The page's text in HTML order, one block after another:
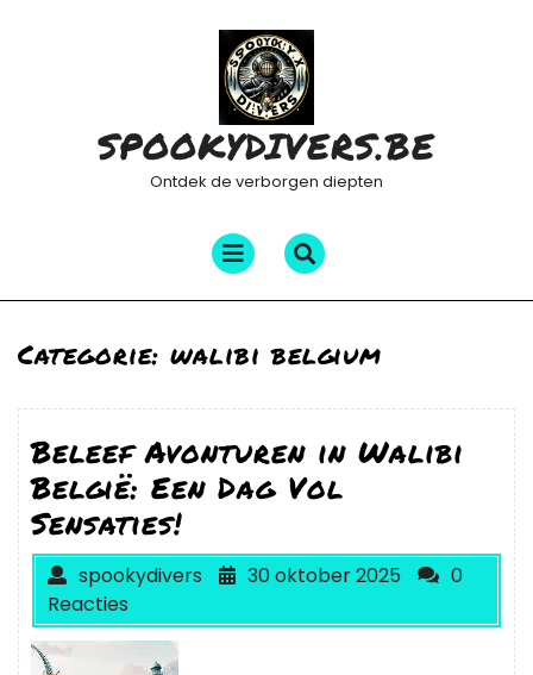
SPOOKYDIVERS.BE
Ontdek de verborgen diepten
Menu
openen
Categorie: walibi belgium
Beleef Avonturen in Walibi
België: Een Dag Vol
Sensaties!
spookydivers 30 oktober 2025
0
Reacties